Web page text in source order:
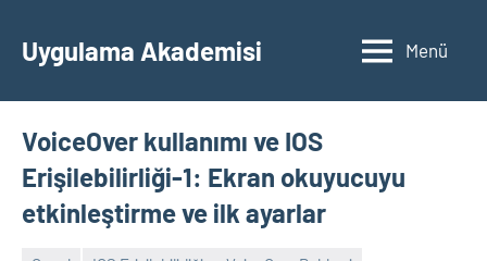
geçUygulama Akademisi Menü
VoiceOver kullanımı ve IOS
Erişilebilirliği-1: Ekran okuyucuyu
etkinleştirme ve ilk ayarlar